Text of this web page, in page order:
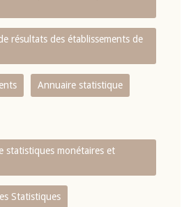
résultats des établissements de
Annuaire statistique
statistiques monétaires et
Statistiques